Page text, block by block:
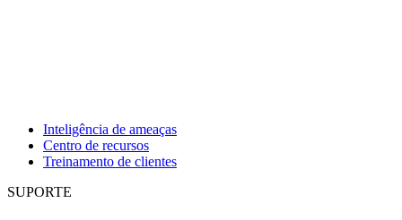
Inteligência de ameaças
Centro de recursos
Treinamento de clientes
SUPORTE